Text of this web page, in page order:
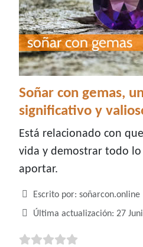
Soñar con gemas,
significativo y
Está relacionado con
vida y demostrar todo
aportar.
Detalles
Escrito por: soñarcon.online
Última actualización: 27